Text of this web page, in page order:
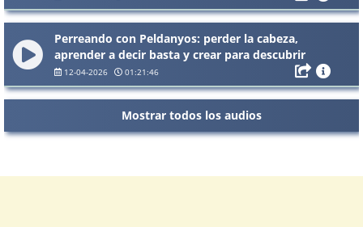
Perreando con Peldanyos: perder la cabeza,
aprender a decir basta y crear para descubrir
quién eres
12-04-2026 01:21:46
Mostrar todos los audios